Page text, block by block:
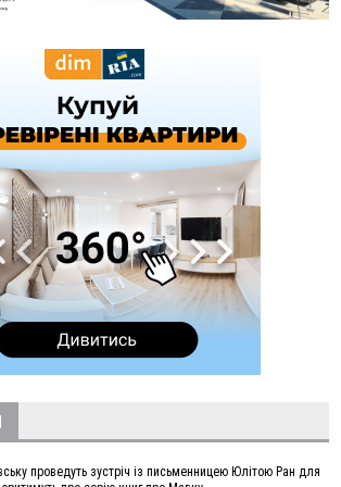
на "зебрі" водій Audi наїхав на
всіх книгарень України - трохи більше ніж 6
Франківську два мотоциклісти збили жінку
серед лідерів за будівництвом новобудов і
за зростанням цін на житло
купатися на Прикарпатті?
дружина загиблого воїна створила
«КОД 7'Я», аби підтримувати військових та їхні
одній з вулиць встановлять комплекс
фіксації швидкості
життя трьох воїнів з Прикарпаття
буде знято». На громадських слуханнях в
як вирішити питання джипінгу в
проведуть зустріч із письменницею Юлітою Ран для